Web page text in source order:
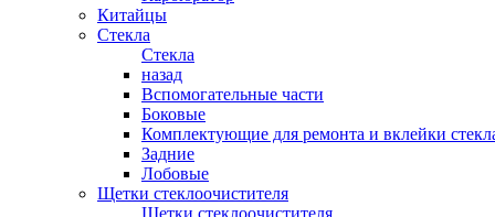
Китайцы
Стекла
Стекла
назад
Вспомогательные части
Боковые
Комплектующие для ремонта и вклейки
Задние
Лобовые
Щетки стеклоочистителя
Щетки стеклоочистителя